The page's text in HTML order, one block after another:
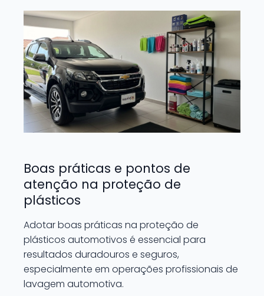
Boas práticas e pontos de
atenção na proteção de
plásticos
Adotar boas práticas na proteção de
plásticos automotivos é essencial para
resultados duradouros e seguros,
especialmente em operações profissionais de
lavagem automotiva.